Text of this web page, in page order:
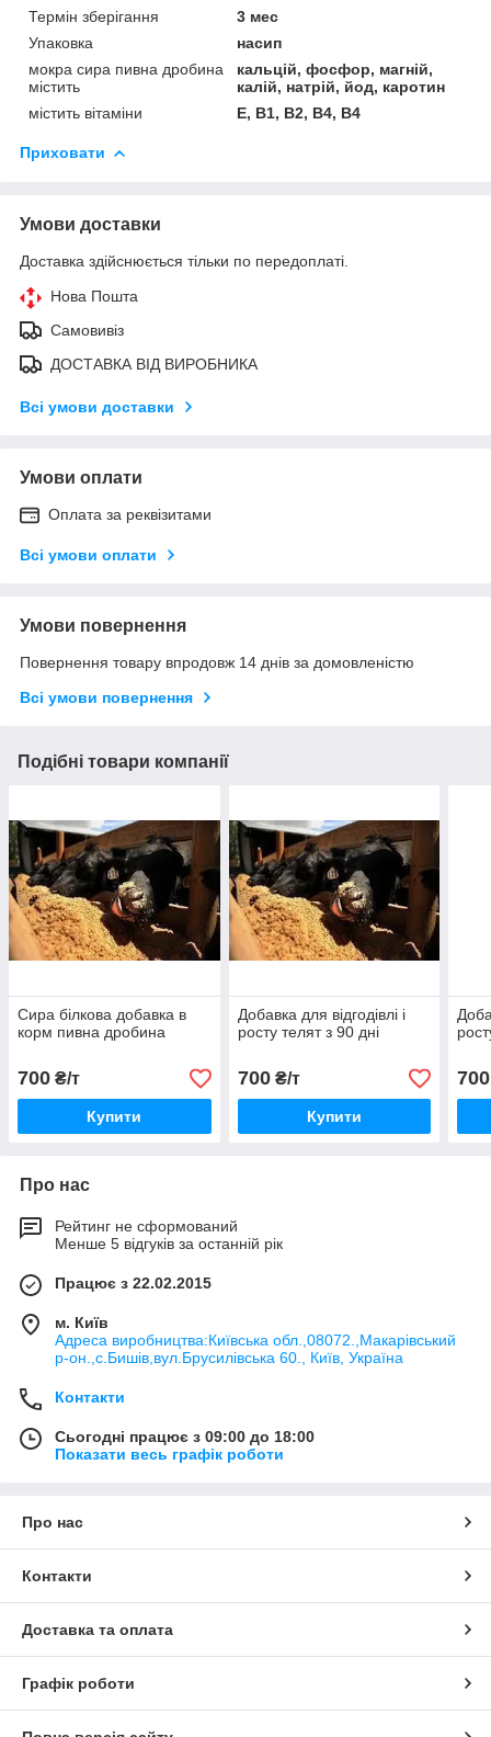
Термін зберігання
3 мес
Упаковка
насип
мокра сира пивна дробина
містить
кальцій, фосфор, магній,
калій, натрій, йод, каротин
містить вітаміни
Е, В1, В2, В4, В4
Приховати
Умови доставки
Доставка здійснюється тільки по передоплаті.
Нова Пошта
Самовивіз
ДОСТАВКА ВІД ВИРОБНИКА
Всі умови доставки
Умови оплати
Оплата за реквізитами
Всі умови оплати
Умови повернення
Повернення товару впродовж 14 днів за домовленістю
Всі умови повернення
Подібні товари компанії
Сира білкова добавка в
корм пивна дробина
700 ₴/т
Купити
Добавка для відгодівлі і
росту телят з 90 дні
700₴/т
Купити
700
Про нас
Рейтинг не сформований
Менше 5 відгуків за останній рік
Працює з 22.02.2015
м. Київ
Адреса виробництва:Київська обл.,08072.,Макарівський
р-он.,с.Бишів,вул.Брусилівська 60., Київ, Україна
Контакти
Сьогодні працює з 09:00 до 18:00
Показати весь графік роботи
Про нас
Контакти
Доставка та оплата
Графік роботи